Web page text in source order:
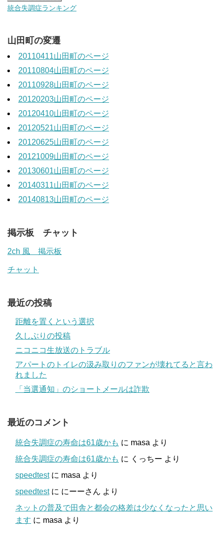
統合失調症ランキング
山田町の変遷
20110411山田町のページ
20110804山田町のページ
20110928山田町のページ
20120203山田町のページ
20120410山田町のページ
20120521山田町のページ
20120625山田町のページ
20121009山田町のページ
20130601山田町のページ
20140311山田町のページ
20140813山田町のページ
掲示板 チャット
2ch 風 掲示板
チャット
最近の投稿
距離を置くという選択
久しぶりの投稿
ニコニコ生放送のトラブル
アパートのトイレの汲み取りのファンが壊れてると言わ
れました
「当選通知」のショートメールは詐欺
最近のコメント
統合失調症の寿命は61歳かも に masa より
統合失調症の寿命は61歳かも に くっちー より
speedtestに masa より
speedtestに にーーさん より
ネットの普及で田舎と都会の格差は少なくなったと思い
ます に masa より